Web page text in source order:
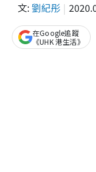
文: 劉紀彤
在Google追蹤
《UHK 港生活》